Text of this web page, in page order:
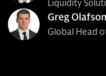
Liquidity
Greg Olafson
Global Head